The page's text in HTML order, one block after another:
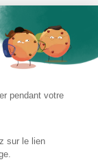
pendant votre
sur le lien